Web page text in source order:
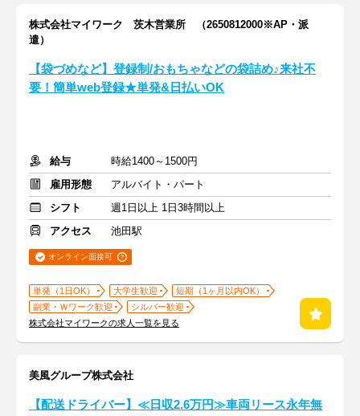
株式会社マイワーク 茨木営業所 （2650812000※AP・派
遣）
【袋づめなど】登録制/おもちゃなどの袋詰め♪来社不
要！簡単web登録★単発&日払いOK
給与
時給1400～1500円
雇用形態
アルバイト・パート
シフト
週1日以上 1日3時間以上
アクセス
池田駅
オンライン面接可
単発（1日OK） 大学生歓迎
短期（1ヶ月以内OK）
副業・Ｗワーク歓迎
シルバー歓迎
株式会社マイワークの求人一覧を見る
美風グループ株式会社
【配送ドライバー】≪日収2.6万円≫車両リース永年無